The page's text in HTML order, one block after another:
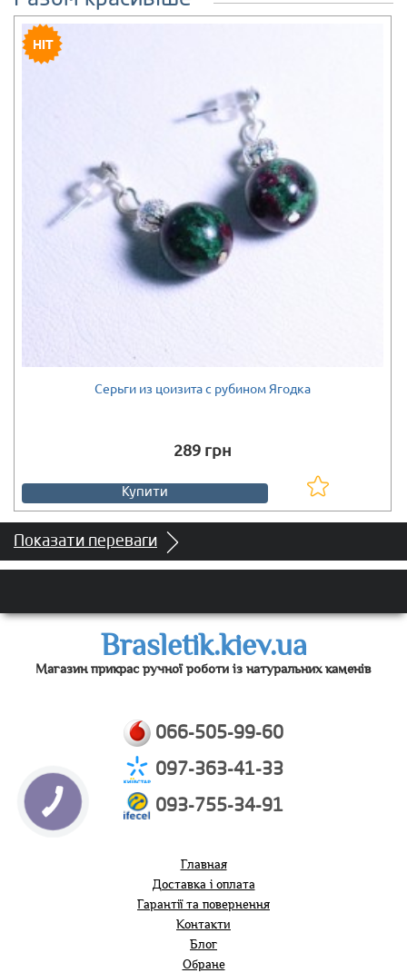
Серьги из цоизита с рубином Ягодка
289 грн
Купити
Є в наявності
Показати переваги
Brasletik.kiev.ua
Магазин прикрас ручної роботи із натуральних каменів
066-505-99-60
097-363-41-33
093-755-34-91
Главная
Доставка і оплата
Гарантії та повернення
Контакти
Блог
Обране